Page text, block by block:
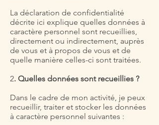
La déclaration de confidentialité
décrite ici explique quelles données à
caractère personnel sont recueillies,
directement ou indirectement, auprès
de vous et à propos de vous et de
quelle manière celles-ci sont traitées.
2. Quelles données sont recueillies ?
Dans le cadre de mon activité, je peux
recueillir, traiter et stocker les données
à caractère personnel suivantes :